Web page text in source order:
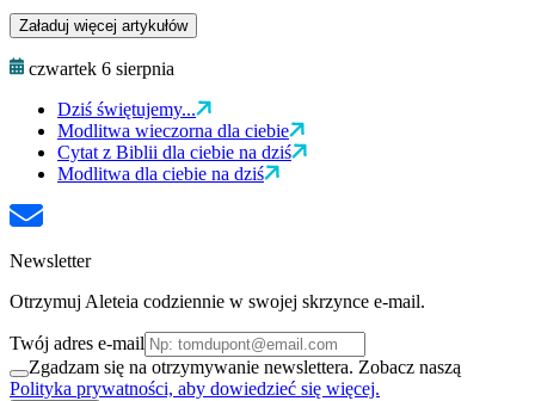
Załaduj więcej artykułów
czwartek 6 sierpnia
Dziś świętujemy...
Modlitwa wieczorna dla ciebie
Cytat z Biblii dla ciebie na dziś
Modlitwa dla ciebie na dziś
Newsletter
Otrzymuj Aleteia codziennie w swojej skrzynce e-mail.
Twój adres e-mail
Zgadzam się na otrzymywanie newslettera. Zobacz naszą
Polityka prywatności, aby dowiedzieć się więcej.